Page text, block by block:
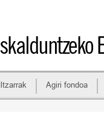
Agiri fondoa